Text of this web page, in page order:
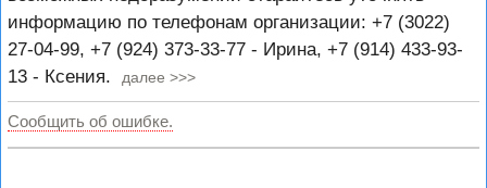
информацию по телефонам организации: +7 (3022)
27-04-99, +7 (924) 373-33-77 - Ирина, +7 (914) 433-93-
13 - Ксения.
далее >>>
Сообщить об ошибке.